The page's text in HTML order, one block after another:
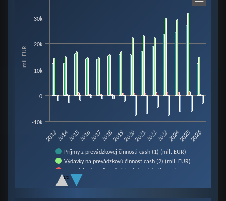
The chart has 1 X axis displaying categories.
The chart has 1 Y axis displaying mil. EUR. Data ranges from -7758.4 to
mil. EUR
Príjmy z prevádzkovej činnosti cash (1) (mil. EUR)
Výdavky na prevádzkovú činnosť cash (2) (mil. EUR)
Investície do nefinančných aktív (3) (mil. EUR)
Prebytok / schodok cash (4=1-2-3) (mil. EUR)
1/2
20132014201520162017201820192020202120222023202420252026
-10k
0
10k
20k
30k